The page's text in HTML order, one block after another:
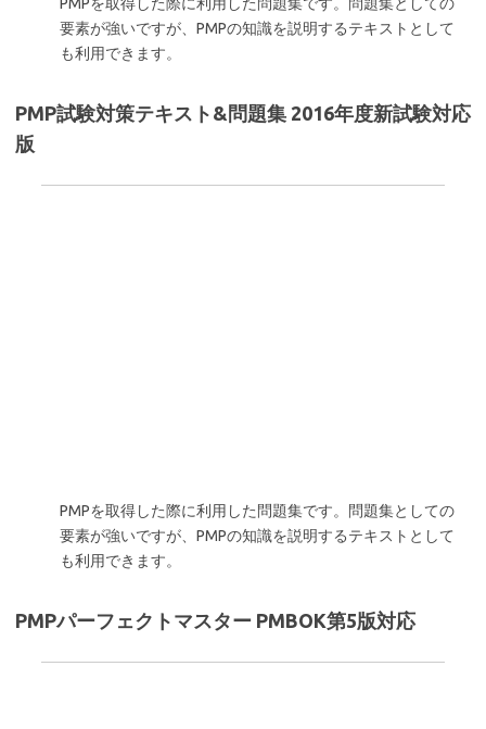
要素が強いですが、PMPの知識を説明するテキストとして
も利用できます。
PMP試験対策テキスト&問題集 2016年度新試験対応
版
PMPを取得した際に利用した問題集です。問題集としての
要素が強いですが、PMPの知識を説明するテキストとして
も利用できます。
PMPパーフェクトマスター PMBOK第5版対応